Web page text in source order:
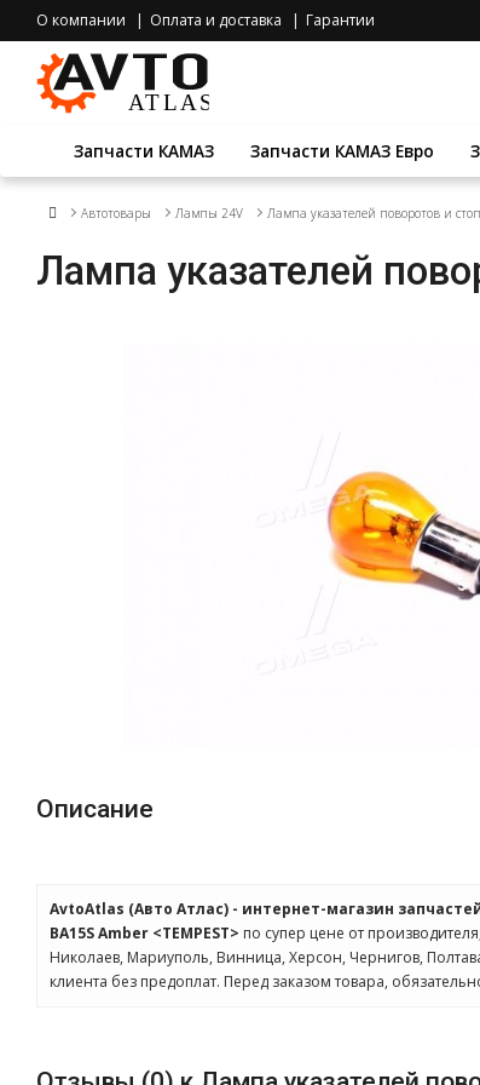
О компании Оплата и доставка Гарантии
Запчасти КАМАЗ Запчасти КАМАЗ Евро
Автотовары Лампы 24V Лампа указателей поворотов и
Лампа указателей
Описание
AvtoAtlas (Авто Атлас) - интернет-магазин
BA15S Amber <TEMPEST> по супер цене от
Николаев, Мариуполь, Винница, Херсон, Чернигов,
клиента без предоплат. Перед заказом товара,